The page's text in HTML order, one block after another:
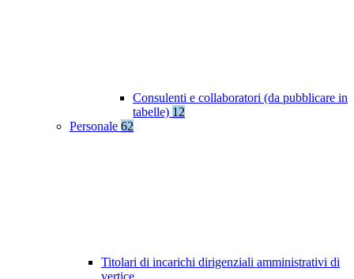
Consulenti e collaboratori (da pubblicare in
tabelle) 12
Personale 62
Titolari di incarichi dirigenziali amministrativi di